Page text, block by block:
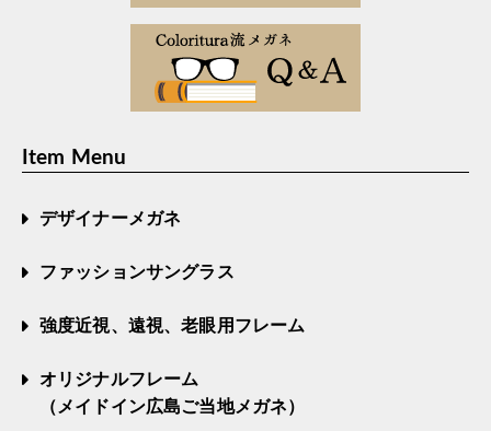
Item Menu
デザイナーメガネ
ファッションサングラス
強度近視、遠視、老眼用フレーム
オリジナルフレーム
（メイドイン広島ご当地メガネ）